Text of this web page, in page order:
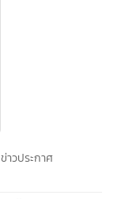
ข่าวประกาศ